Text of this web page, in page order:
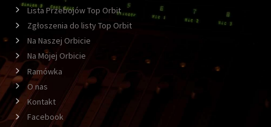
Lista Przebojów Top Orbit
Zgłoszenia do listy Top Orbit
Na Naszej Orbicie
Na Mojej Orbicie
Ramówka
O nas
Kontakt
Facebook